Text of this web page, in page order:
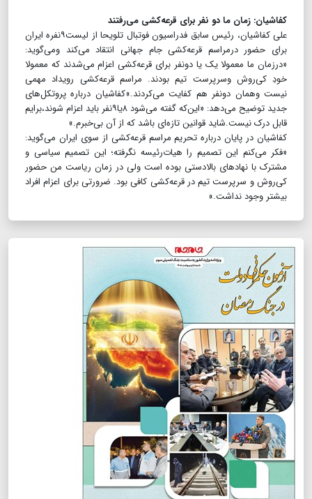
کفاشیان: زمان ما دو نفر برای قرعه‌کشی می‌رفتند
علی کفاشیان، رئیس سابق فدراسیون فوتبال تلویحا از لیست۹نفره ایران
برای حضور درمراسم قرعه‌کشی جام جهانی انتقاد می‌کند ومی‌گوید:
«درزمان ما معمولا یک یا دونفر برای قرعه‌کشی اعزام می‌شدند که معمولا
خودِ کی‌روش وسرپرست تیم بودند. مراسم قرعه‌کشی رویداد مهمی
نیست وهمان دونفر هم کفایت می‌کردند.»کفاشیان درباره پروتکل‌های
جدید توضیح می‌دهد: «این‌که گفته می‌شود ۸یا۹نفر باید اعزام شوند،برایم
قابل درک نیست.شاید قوانین تازه‌ای باشد که از آن بی‌خبرم.»
کفاشیان در پایان درباره تحریم مراسم قرعه‌کشی از سوی ایران می‌گوید:
«‌فکر می‌کنم این تصمیم را هیات‌رئیسه نگرفته؛ این تصمیم سیاسی و
مشترک با نهادهای بالادستی بوده است ولی در زمان ریاست من حضور
کی‌روش و سرپرست تیم در قرعه‌کشی کافی بود. ضرورتی برای اعزام افراد
بیشتر وجود نداشت.»